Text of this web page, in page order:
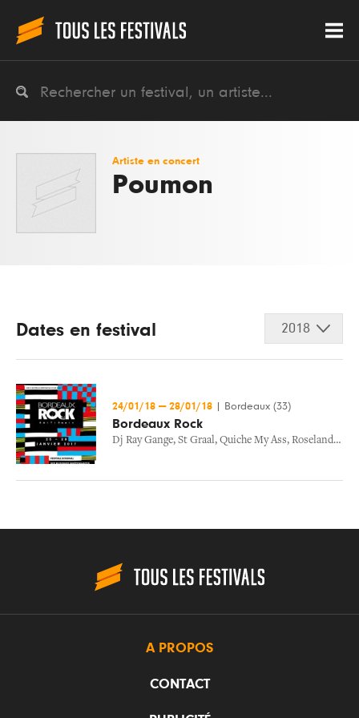
Artiste en concert
Poumon
Dates en festival 2018
24/01/18 — 28/01/18 Bordeaux (33)
Bordeaux Rock
Dj Ray Gange, St Graal, Quiche My Ass, Roseland,
A PROPOS
CONTACT